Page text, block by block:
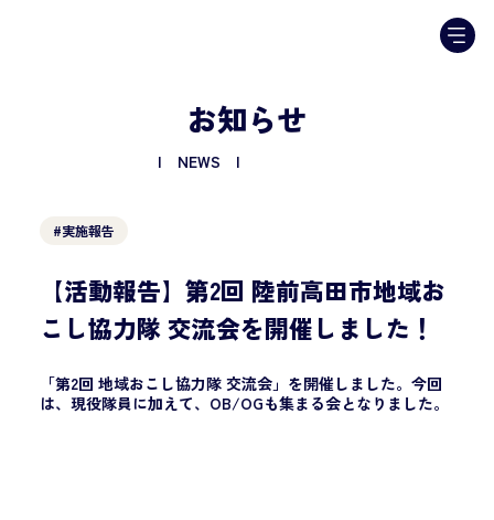
お知らせ
| NEWS |
#実施報告
【活動報告】第2回 陸前高田市地域お
こし協力隊 交流会を開催しました！
「第2回 地域おこし協力隊 交流会」を開催しました。今回
は、現役隊員に加えて、OB/OGも集まる会となりました。